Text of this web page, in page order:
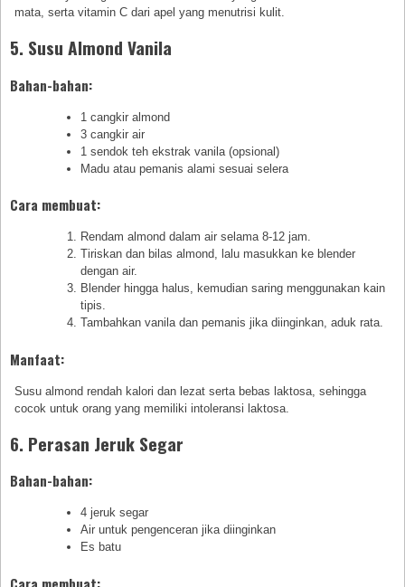
mata, serta vitamin C dari apel yang menutrisi kulit.
5. Susu Almond Vanila
Bahan-bahan:
1 cangkir almond
3 cangkir air
1 sendok teh ekstrak vanila (opsional)
Madu atau pemanis alami sesuai selera
Cara membuat:
Rendam almond dalam air selama 8-12 jam.
Tiriskan dan bilas almond, lalu masukkan ke blender
dengan air.
Blender hingga halus, kemudian saring menggunakan kain
tipis.
Tambahkan vanila dan pemanis jika diinginkan, aduk rata.
Manfaat:
Susu almond rendah kalori dan lezat serta bebas laktosa, sehingga
cocok untuk orang yang memiliki intoleransi laktosa.
6. Perasan Jeruk Segar
Bahan-bahan:
4 jeruk segar
Air untuk pengenceran jika diinginkan
Es batu
Cara membuat: